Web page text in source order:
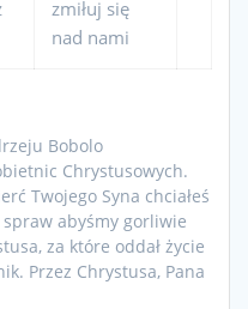
zmiłuj się
nad nami
Bobolo
Chrystusowych.
Twojego Syna chciałeś
abyśmy gorliwie
za które oddał życie
Przez Chrystusa, Pana